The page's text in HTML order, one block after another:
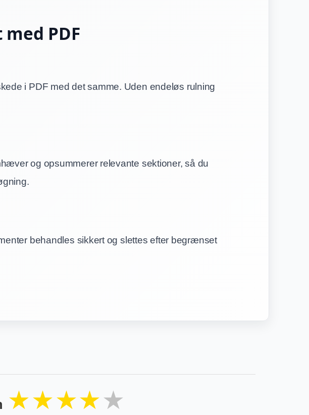
PDF
i PDF med det samme. Uden endeløs rulning
og opsummerer relevante sektioner, så du
behandles sikkert og slettes efter begrænset
★★★★★